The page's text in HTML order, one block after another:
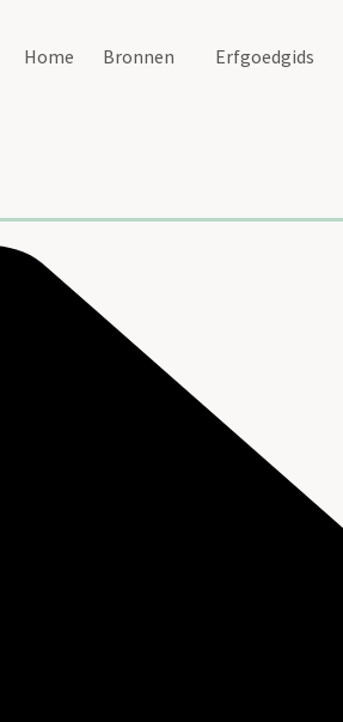
Home Bronnen Erfgoedgids